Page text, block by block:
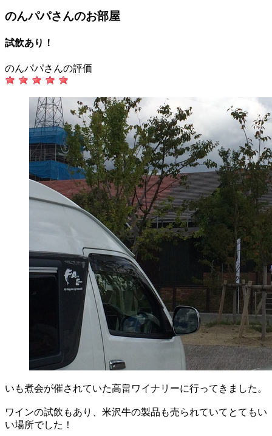
のんパパさんのお部屋
試飲あり！
のんパパさんの評価
いも煮会が催されていた高畠ワイナリーに行ってきました。
ワインの試飲もあり、米沢牛の製品も売られていてとてもい
い場所でした！